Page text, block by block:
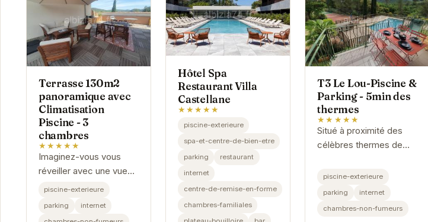
Terrasse 130m2
panoramique avec
Climatisation
Piscine - 3
chambres
★★★★★
Imaginez-vous vous
réveiller avec une vue
panoramique imprenable
piscine-exterieure
parking
internet
Hôtel Spa
Restaurant Villa
Castellane
★★★★★
piscine-exterieure
spa-et-centre-de-bien-etre
parking
restaurant
internet
centre-de-remise-en-forme
chambres-familiales
T3 Le Lou-Piscine &
Parking - 5min des
thermes
★★★★★
Situé à proximité des
célèbres thermes de
Le Lou offre un havre
de paix avec piscine et
piscine-exterieure
parking
internet
chambres-non-fumeurs